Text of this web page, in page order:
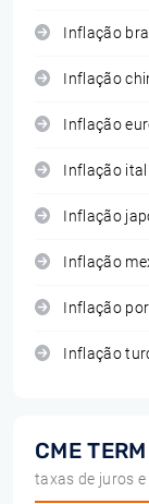
Inflação
Inflação
Inflação
Inflação
Inflação
Inflação
Inflação
Inflação
CME
taxas de juros